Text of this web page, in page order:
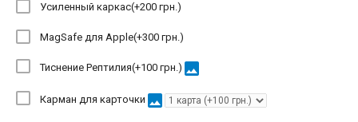
Усиленный каркас(+200 грн.)
MagSafe для Apple(+300 грн.)
Тиснение Рептилия(+100 грн.) image
Карман для карточки image